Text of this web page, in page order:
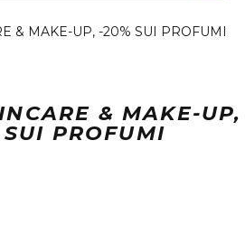
& MAKE-UP, -20% SUI PROFUMI
& MAKE-UP,
PROFUMI